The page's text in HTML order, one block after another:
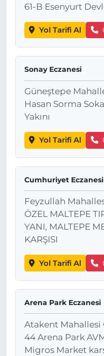
61-B Esenyurt
Yol Tarifi Al
Sonay Eczanesi
Güneştepe
Hasan Sorma
Yakını
Yol Tarifi Al
Cumhuriyet Eczanesi
Feyzullah
ÖZEL MALTEPE
YANI, MALTEPE
KARŞISI
Yol Tarifi Al
Arena Park Eczanesi
Atakent Mahallesi
44 Arena Park
Migros Market